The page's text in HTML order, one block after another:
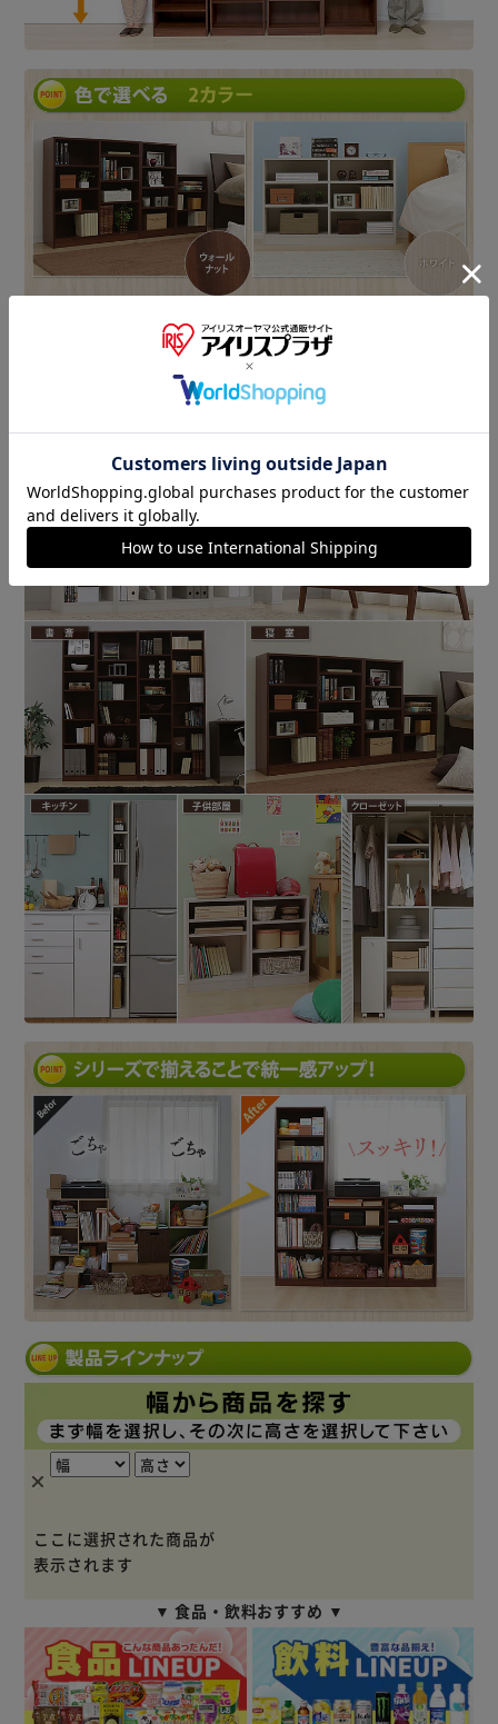
ここに選択された商品が
表示されます
▼ 食品・飲料おすすめ ▼